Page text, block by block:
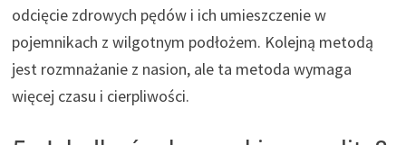
odcięcie zdrowych pędów i ich umieszczenie w
pojemnikach z wilgotnym podłożem. Kolejną metodą
jest rozmnażanie z nasion, ale ta metoda wymaga
więcej czasu i cierpliwości.